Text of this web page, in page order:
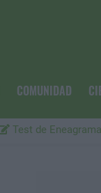
COMUNIDAD
Test de Eneagrama